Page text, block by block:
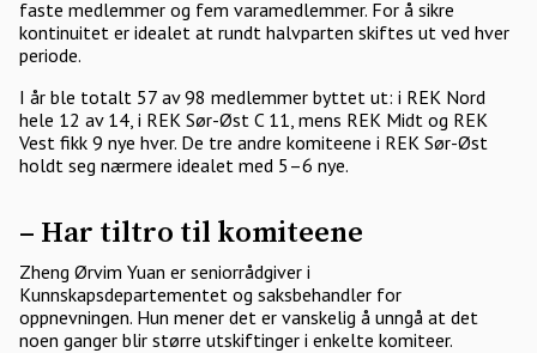
faste medlemmer og fem varamedlemmer. For å sikre
kontinuitet er idealet at rundt halvparten skiftes ut ved hver
periode.
I år ble totalt 57 av 98 medlemmer byttet ut: i REK Nord
hele 12 av 14, i REK Sør-Øst C 11, mens REK Midt og REK
Vest fikk 9 nye hver. De tre andre komiteene i REK Sør-Øst
holdt seg nærmere idealet med 5–6 nye.
– Har tiltro til komiteene
Zheng Ørvim Yuan er seniorrådgiver i
Kunnskapsdepartementet og saksbehandler for
oppnevningen. Hun mener det er vanskelig å unngå at det
noen ganger blir større utskiftinger i enkelte komiteer.